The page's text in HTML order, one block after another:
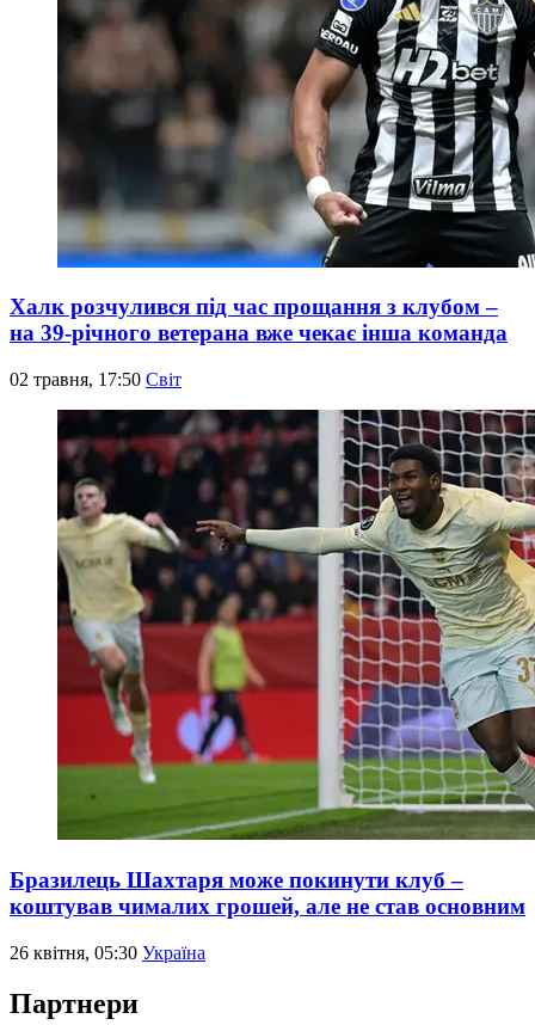
Халк розчулився під час прощання з клубом –
на 39-річного ветерана вже чекає інша команда
02 травня, 17:50 Світ
Бразилець Шахтаря може покинути клуб –
коштував чималих грошей, але не став основним
26 квітня, 05:30 Україна
Партнери